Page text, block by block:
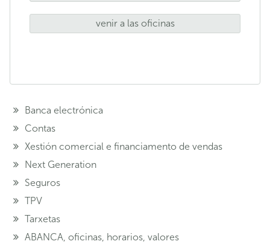
venir a las oficinas
Banca electrónica
Contas
Xestión comercial e financiamento de vendas
Next Generation
Seguros
TPV
Tarxetas
ABANCA, oficinas, horarios, valores